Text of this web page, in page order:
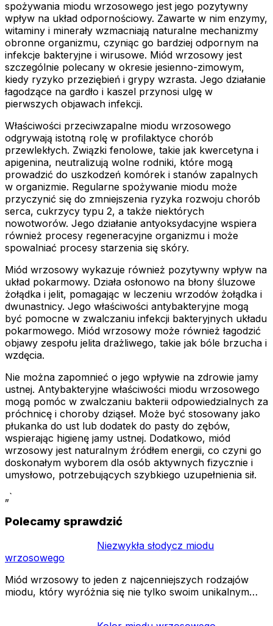
spożywania miodu wrzosowego jest jego pozytywny
wpływ na układ odpornościowy. Zawarte w nim enzymy,
witaminy i minerały wzmacniają naturalne mechanizmy
obronne organizmu, czyniąc go bardziej odpornym na
infekcje bakteryjne i wirusowe. Miód wrzosowy jest
szczególnie polecany w okresie jesienno-zimowym,
kiedy ryzyko przeziębień i grypy wzrasta. Jego działanie
łagodzące na gardło i kaszel przynosi ulgę w
pierwszych objawach infekcji.
Właściwości przeciwzapalne miodu wrzosowego
odgrywają istotną rolę w profilaktyce chorób
przewlekłych. Związki fenolowe, takie jak kwercetyna i
apigenina, neutralizują wolne rodniki, które mogą
prowadzić do uszkodzeń komórek i stanów zapalnych
w organizmie. Regularne spożywanie miodu może
przyczynić się do zmniejszenia ryzyka rozwoju chorób
serca, cukrzycy typu 2, a także niektórych
nowotworów. Jego działanie antyoksydacyjne wspiera
również procesy regeneracyjne organizmu i może
spowalniać procesy starzenia się skóry.
Miód wrzosowy wykazuje również pozytywny wpływ na
układ pokarmowy. Działa osłonowo na błony śluzowe
żołądka i jelit, pomagając w leczeniu wrzodów żołądka i
dwunastnicy. Jego właściwości antybakteryjne mogą
być pomocne w zwalczaniu infekcji bakteryjnych układu
pokarmowego. Miód wrzosowy może również łagodzić
objawy zespołu jelita drażliwego, takie jak bóle brzucha i
wzdęcia.
Nie można zapomnieć o jego wpływie na zdrowie jamy
ustnej. Antybakteryjne właściwości miodu wrzosowego
mogą pomóc w zwalczaniu bakterii odpowiedzialnych za
próchnicę i choroby dziąseł. Może być stosowany jako
płukanka do ust lub dodatek do pasty do zębów,
wspierając higienę jamy ustnej. Dodatkowo, miód
wrzosowy jest naturalnym źródłem energii, co czyni go
doskonałym wyborem dla osób aktywnych fizycznie i
umysłowo, potrzebujących szybkiego uzupełnienia sił.
„`
Polecamy sprawdzić
Niezwykła słodycz miodu
wrzosowego
Miód wrzosowy to jeden z najcenniejszych rodzajów
miodu, który wyróżnia się nie tylko swoim unikalnym…